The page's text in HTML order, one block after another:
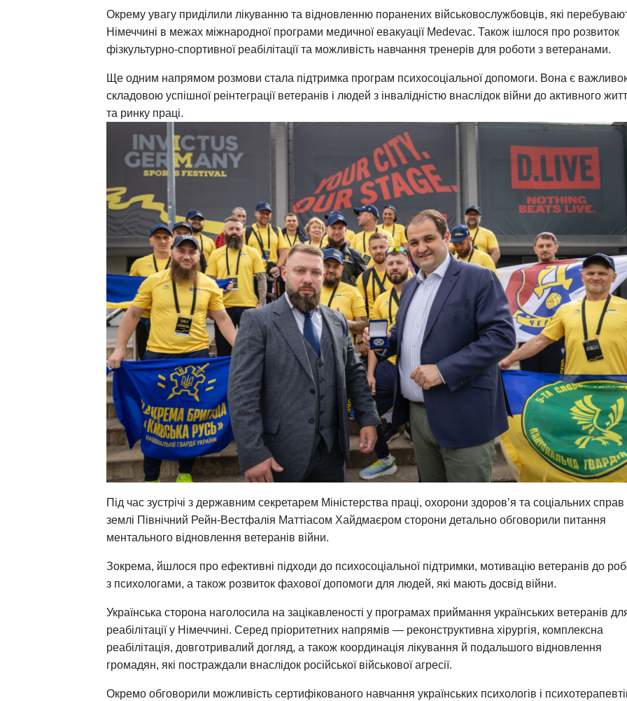
Окрему увагу приділили лікуванню та відновленню поранених військовослужбовців, які
Німеччині в межах міжнародної програми медичної евакуації Medevac. Також ішлося про розвиток
фізкультурно-спортивної реабілітації та можливість навчання тренерів для роботи з ветеранами.
Ще одним напрямом розмови стала підтримка програм психосоціальної допомоги. Вона є
складовою успішної реінтеграції ветеранів і людей з інвалідністю внаслідок війни до активного
та ринку праці.
Під час зустрічі з державним секретарем Міністерства праці, охорони здоров’я та соціальних справ
землі Північний Рейн-Вестфалія Маттіасом Хайдмаєром сторони детально обговорили питання
ментального відновлення ветеранів війни.
Зокрема, йшлося про ефективні підходи до психосоціальної підтримки, мотивацію ветеранів до
з психологами, а також розвиток фахової допомоги для людей, які мають досвід війни.
Українська сторона наголосила на зацікавленості у програмах приймання українських ветеранів
реабілітації у Німеччині. Серед пріоритетних напрямів — реконструктивна хірургія, комплексна
реабілітація, довготривалий догляд, а також координація лікування й подальшого відновлення
громадян, які постраждали внаслідок російської військової агресії.
Окремо обговорили можливість сертифікованого навчання українських психологів і